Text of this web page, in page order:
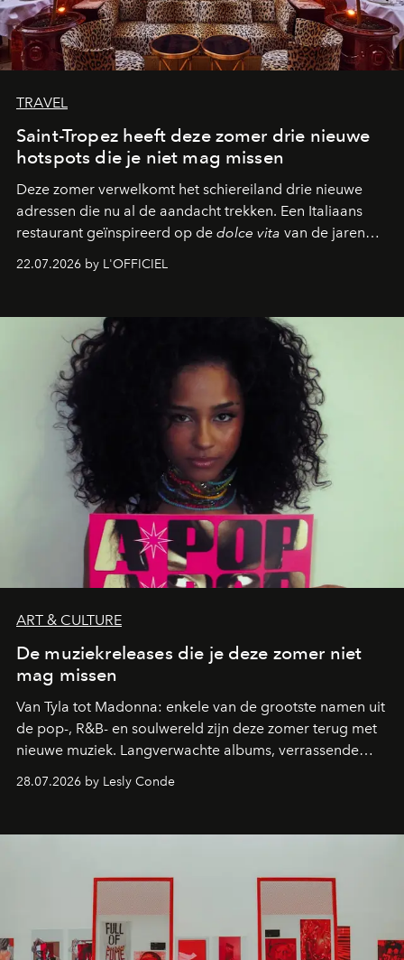
TRAVEL
Saint-Tropez heeft deze zomer drie nieuwe
hotspots die je niet mag missen
Deze zomer verwelkomt het schiereiland drie nieuwe
adressen die nu al de aandacht trekken. Een Italiaans
restaurant geïnspireerd op de dolce vita van de jaren
zestig, een Japanse hotspot die na zonsondergang
verandert in een bruisende ontmoetingsplek en de
neerstrijkt in Saint-Tropez. Dit zijn de nieuwe adressen
die deze zomer de toon zetten, van lange lunches tot
zwoele nachten.
22.07.2026 by L'OFFICIEL
ART & CULTURE
De muziekreleases die je deze zomer niet
mag missen
Van Tyla tot Madonna: enkele van de grootste namen uit
de pop-, R&B- en soulwereld zijn deze zomer terug met
nieuwe muziek. Langverwachte albums, verrassende
comebacks en veelbelovende nieuwe projecten: dit zijn
de releases die je niet mag missen.
28.07.2026 by Lesly Conde